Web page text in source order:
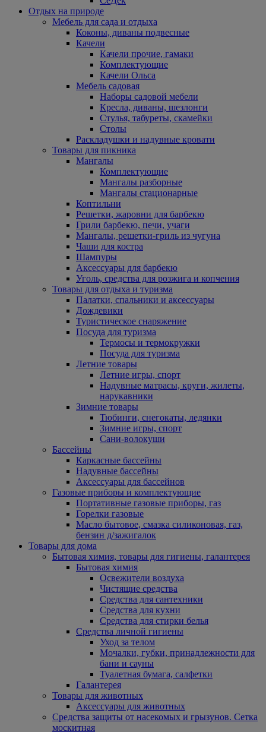
Отдых на природе
Мебель для сада и отдыха
Коконы, диваны подвесные
Качели
Качели прочие, гамаки
Комплектующие
Качели Ольса
Мебель садовая
Наборы садовой мебели
Кресла, диваны, шезлонги
Стулья, табуреты, скамейки
Столы
Раскладушки и надувные кровати
Товары для пикника
Мангалы
Комплектующие
Мангалы разборные
Мангалы стационарные
Коптильни
Решетки, жаровни для барбекю
Грили барбекю, печи, учаги
Мангалы, решетки-гриль из чугуна
Чаши для костра
Шампуры
Аксессуары для барбекю
Уголь, средства для розжига и копчения
Товары для отдыха и туризма
Палатки, спальники и аксессуары
Дождевики
Туристическое снаряжение
Посуда для туризма
Термосы и термокружки
Посуда для туризма
Летние товары
Летние игры, спорт
Надувные матрасы, круги, жилеты,
нарукавники
Зимние товары
Тюбинги, снегокаты, ледянки
Зимние игры, спорт
Сани-волокуши
Бассейны
Каркасные бассейны
Надувные бассейны
Аксессуары для бассейнов
Газовые приборы и комплектующие
Портативные газовые приборы, газ
Горелки газовые
Масло бытовое, смазка силиконовая, газ,
бензин д/зажигалок
Товары для дома
Бытовая химия, товары для гигиены, галантерея
Бытовая химия
Освежители воздуха
Чистящие средства
Средства для сантехники
Средства для кухни
Средства для стирки белья
Средства личной гигиены
Уход за телом
Мочалки, губки, принадлежности для
бани и сауны
Туалетная бумага, салфетки
Галантерея
Товары для животных
Аксессуары для животных
Средства защиты от насекомых и грызунов. Сетка
москитная